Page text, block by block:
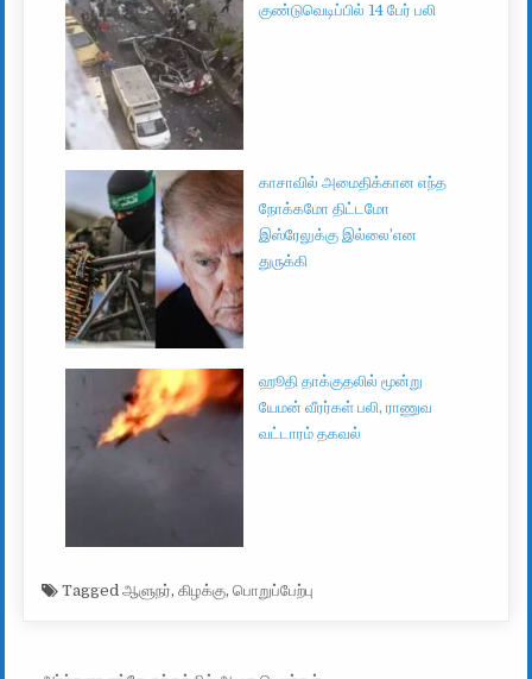
குண்டுவெடிப்பில் 14 பேர் பலி
காசாவில் அமைதிக்கான எந்த
நோக்கமோ திட்டமோ
இஸ்ரேலுக்கு இல்லை’என
துருக்கி
ஹூதி தாக்குதலில் மூன்று
யேமன் வீரர்கள் பலி, ராணுவ
வட்டாரம் தகவல்
Taggedஆளுநர்,கிழக்கு,பொறுப்பேற்பு